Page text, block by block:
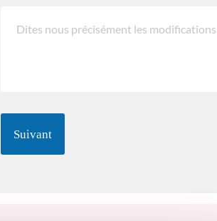
Suivant